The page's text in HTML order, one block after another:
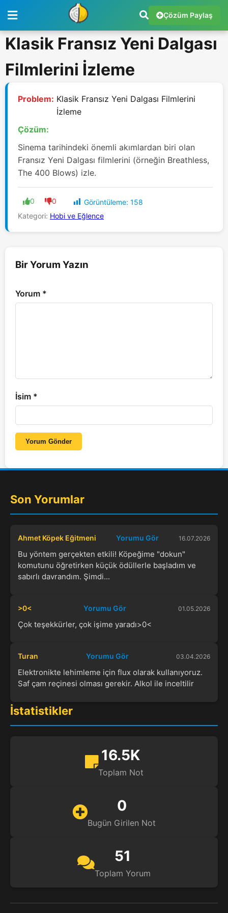
Çözüm Paylaş
Klasik Fransız Yeni Dalgası
Filmlerini İzleme
Problem: Klasik Fransız Yeni Dalgası Filmlerini
İzleme
Çözüm:
Sinema tarihindeki önemli akımlardan biri olan
Fransız Yeni Dalgası filmlerini (örneğin Breathless,
The 400 Blows) izle.
0 0 Görüntüleme: 158
Kategori: Hobi ve Eğlence
Bir Yorum Yazın
Yorum *
İsim *
Yorum Gönder
Son Yorumlar
Ahmet Köpek Eğitmeni Yorumu Gör 16.07.2026
Bu yöntem gerçekten etkili! Köpeğime "dokun"
komutunu öğretirken küçük ödüllerle başladım ve
sabırlı davrandım. Şimdi...
>0< Yorumu Gör 01.05.2026
Çok teşekkürler, çok işime yaradı>0<
Turan Yorumu Gör 03.04.2026
Elektronikte lehimleme için flux olarak kullanıyoruz.
Saf çam reçinesi olması gerekir. Alkol ile inceltilir
İstatistikler
16.5K
Toplam Not
0
Bugün Girilen Not
51
Toplam Yorum